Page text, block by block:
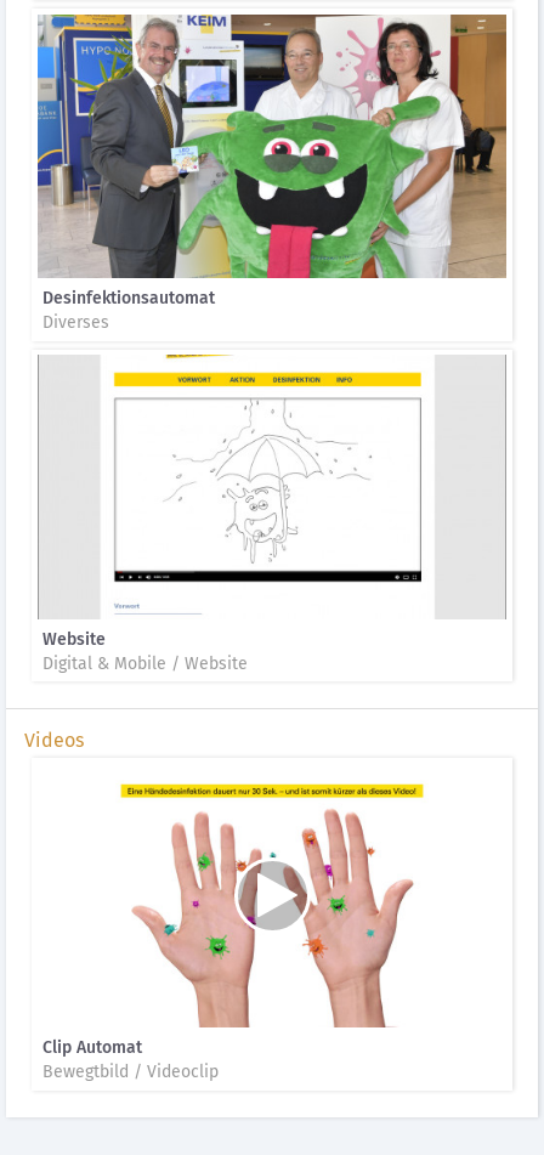
Desinfektionsautomat
Diverses
Website
Digital & Mobile / Website
Videos
Clip Automat
Bewegtbild / Videoclip